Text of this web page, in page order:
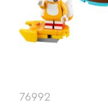
76992